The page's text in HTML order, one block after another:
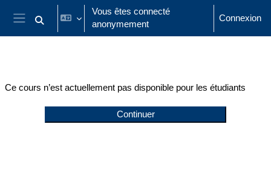
Passer au contenu principal
Panneau latéral
Activer/désactiver la saisie de recherche
Vous êtes connecté
anonymement
Connexion
Ce cours n’est actuellement pas disponible pour les étudiants
Continuer